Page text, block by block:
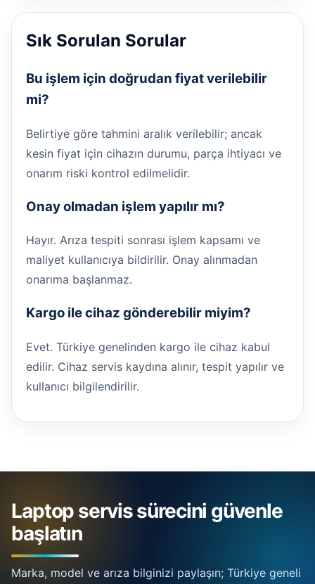
Sık Sorulan Sorular
Bu işlem için doğrudan fiyat verilebilir
mi?
Belirtiye göre tahmini aralık verilebilir; ancak
kesin fiyat için cihazın durumu, parça ihtiyacı ve
onarım riski kontrol edilmelidir.
Onay olmadan işlem yapılır mı?
Hayır. Arıza tespiti sonrası işlem kapsamı ve
maliyet kullanıcıya bildirilir. Onay alınmadan
onarıma başlanmaz.
Kargo ile cihaz gönderebilir miyim?
Evet. Türkiye genelinden kargo ile cihaz kabul
edilir. Cihaz servis kaydına alınır, tespit yapılır ve
kullanıcı bilgilendirilir.
Laptop servis sürecini güvenle
başlatın
Marka, model ve arıza bilginizi paylaşın; Türkiye geneli